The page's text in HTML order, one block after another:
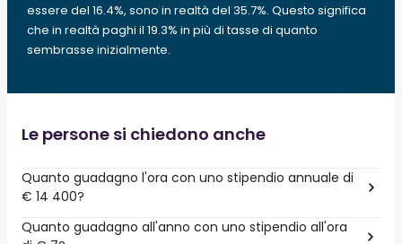
essere del 16.4%, sono in realtà del 35.7%. Questo significa
che in realtà paghi il 19.3% in più di tasse di quanto
sembrasse inizialmente.
Le persone si chiedono anche
Quanto guadagno l'ora con uno stipendio annuale di
€ 14 400?
Quanto guadagno all'anno con uno stipendio all'ora